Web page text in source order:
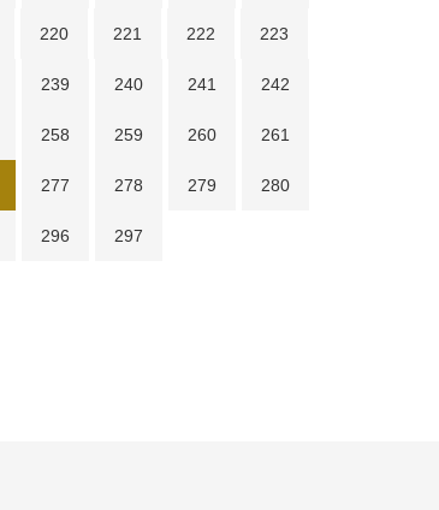
220 221 222 223
239 240 241 242
258 259 260 261
277 278 279 280
296 297